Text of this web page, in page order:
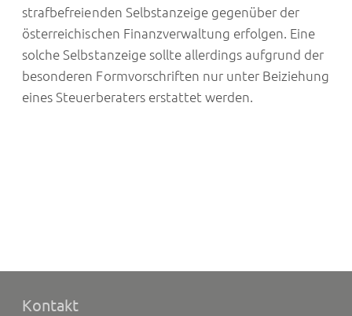
strafbefreienden Selbstanzeige gegenüber der
österreichischen Finanzverwaltung erfolgen. Eine
solche Selbstanzeige sollte allerdings aufgrund der
besonderen Formvorschriften nur unter Beiziehung
eines Steuerberaters erstattet werden.
Kontakt